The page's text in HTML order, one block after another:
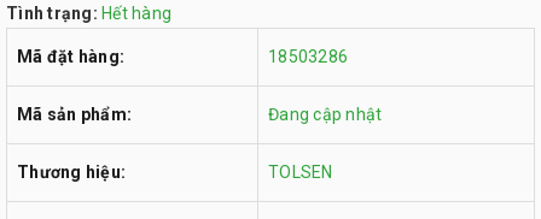
Tình trạng: Hết hàng
Mã đặt hàng: 18503286
Mã sản phẩm: Đang cập nhật
Thương hiệu: TOLSEN